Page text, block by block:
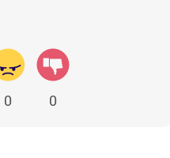
0 0